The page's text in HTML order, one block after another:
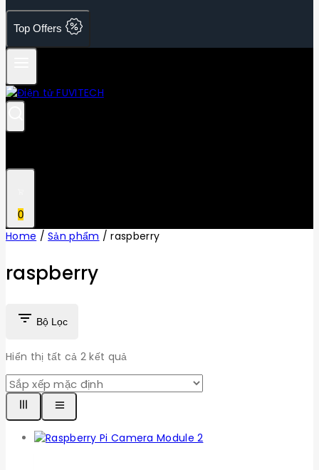
Top Offers
0
Home / Sản phẩm / raspberry
raspberry
Bộ Lọc
Hiển thị tất cả 2 kết quả